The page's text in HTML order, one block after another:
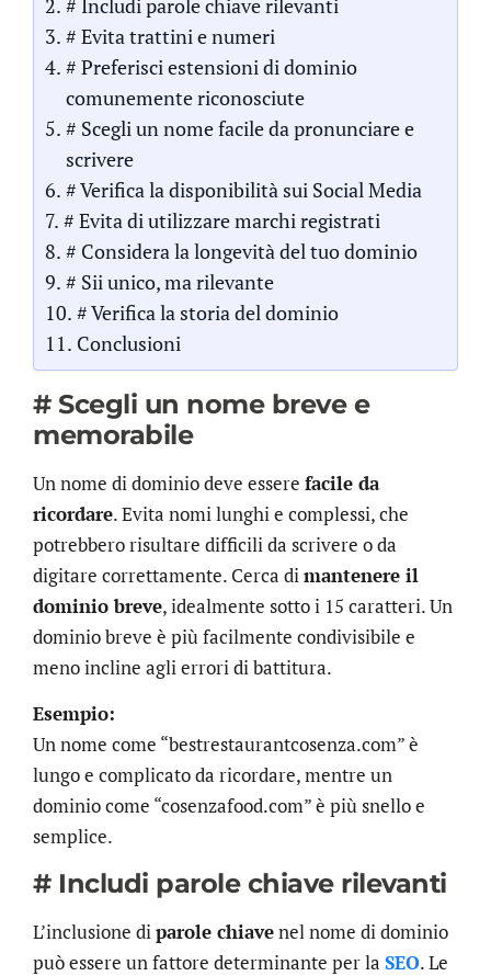
# Evita trattini e numeri
# Preferisci estensioni di dominio
comunemente riconosciute
# Scegli un nome facile da pronunciare e
scrivere
# Verifica la disponibilità sui Social Media
# Evita di utilizzare marchi registrati
# Considera la longevità del tuo dominio
# Sii unico, ma rilevante
# Verifica la storia del dominio
Conclusioni
# Scegli un nome breve e
memorabile
Un nome di dominio deve essere facile da
ricordare. Evita nomi lunghi e complessi, che
potrebbero risultare difficili da scrivere o da
digitare correttamente. Cerca dimantenere il
dominio breve, idealmente sotto i 15 caratteri. Un
dominio breve è più facilmente condivisibile e
meno incline agli errori di battitura.
Esempio:
Un nome come “bestrestaurantcosenza.com” è
lungo e complicato da ricordare, mentre un
dominio come “cosenzafood.com” è più snello e
semplice.
# Includi parole chiave rilevanti
L’inclusione di parole chiavenel nome di dominio
può essere un fattore determinante per la SEO. Le